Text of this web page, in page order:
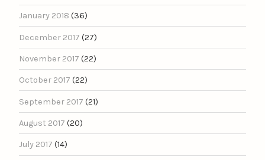
January 2018 (36)
December 2017 (27)
November 2017 (22)
October 2017 (22)
September 2017 (21)
August 2017 (20)
July 2017 (14)